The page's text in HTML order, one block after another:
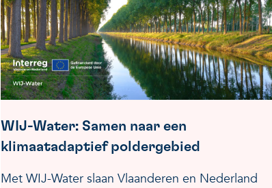
WIJ-Water: Samen naar een
klimaatadaptief poldergebied
Met WIJ-Water slaan Vlaanderen en Nederland